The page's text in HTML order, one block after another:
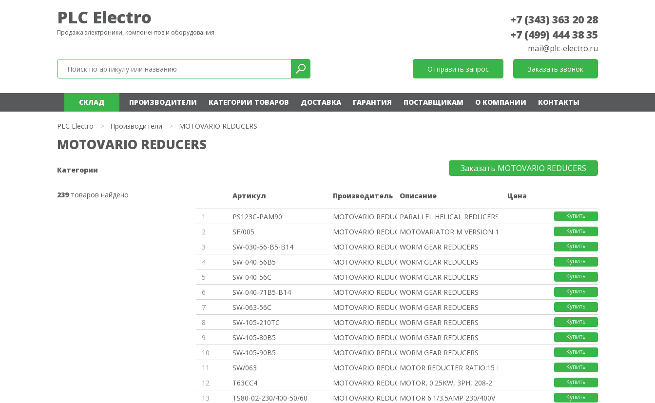
PLC Electro
Продажа электроники, компонентов и оборудования
+7 (343) 363 20 28
+7 (499) 444 38 35
mail@plc-electro.ru
Отправить запрос Заказать звонок
СКЛАД ПРОИЗВОДИТЕЛИ КАТЕГОРИИ ТОВАРОВ ДОСТАВКА ГАРАНТИЯ ПОСТАВЩИКАМ О КОМПАНИИ КОНТАКТЫ
PLC Electro > Производители > MOTOVARIO REDUCERS
MOTOVARIO REDUCERS
Категории
239товаров найдено
Заказать MOTOVARIO REDUCERS
Артикул Производитель Описание Цена
1 PS123C-PAM90 MOTOVARIO REDUCERSPARALLEL HELICAL REDUCERS Купить
2 SF/005 MOTOVARIO REDUCERSMOTOVARIATOR M VERSION 15 Купить
3 SW-030-56-B5-B14 MOTOVARIO REDUCERSWORM GEAR REDUCERS Купить
4 SW-040-56B5 MOTOVARIO REDUCERSWORM GEAR REDUCERS Купить
5 SW-040-56C MOTOVARIO REDUCERSWORM GEAR REDUCERS Купить
6 SW-040-71B5-B14 MOTOVARIO REDUCERSWORM GEAR REDUCERS Купить
7 SW-063-56C MOTOVARIO REDUCERSWORM GEAR REDUCERS Купить
8 SW-105-210TC MOTOVARIO REDUCERSWORM GEAR REDUCERS Купить
9 SW-105-80B5 MOTOVARIO REDUCERSWORM GEAR REDUCERS Купить
10 SW-105-90B5 MOTOVARIO REDUCERSWORM GEAR REDUCERS Купить
11 SW/063 MOTOVARIO REDUCERSMOTOR REDUCTER RATIO:15 N Купить
12 T63CC4 MOTOVARIO REDUCERSMOTOR, 0.25KW, 3PH, 208-2 Купить
13 TS80-02-230/400-50/60 MOTOVARIO REDUCERSMOTOR 6.1/3.5AMP 230/400V Купить